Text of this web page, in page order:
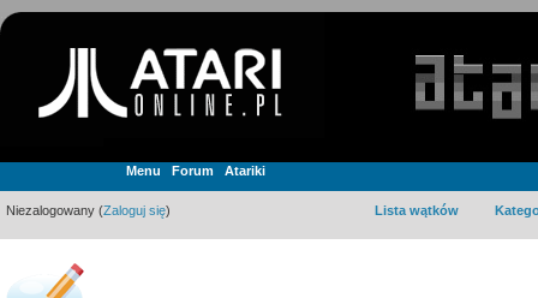
Menu Forum Atariki
Niezalogowany (Zaloguj się) Lista wątków